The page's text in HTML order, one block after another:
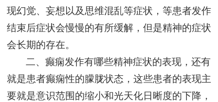
现幻觉、妄想以及思维混乱等症状，等患者发作
结束后症状会慢慢的有所缓解，但是精神的症状
会长期的存在。
二、癫痫发作有哪些精神症状的表现，还有
就是患者癫痫性的朦胧状态，这些患者的表现主
要就是意识范围的缩小和光天化日晰度的下降，